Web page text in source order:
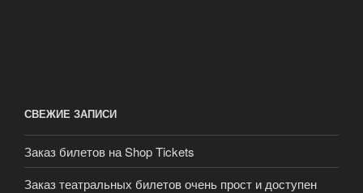
СВЕЖИЕ ЗАПИСИ
Заказ билетов на Shop Tickets
Заказ театральных билетов очень прост и доступен